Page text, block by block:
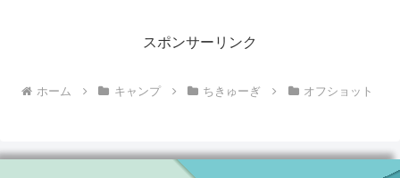
スポンサーリンク
ホーム キャンプ ちきゅーぎ オフショット